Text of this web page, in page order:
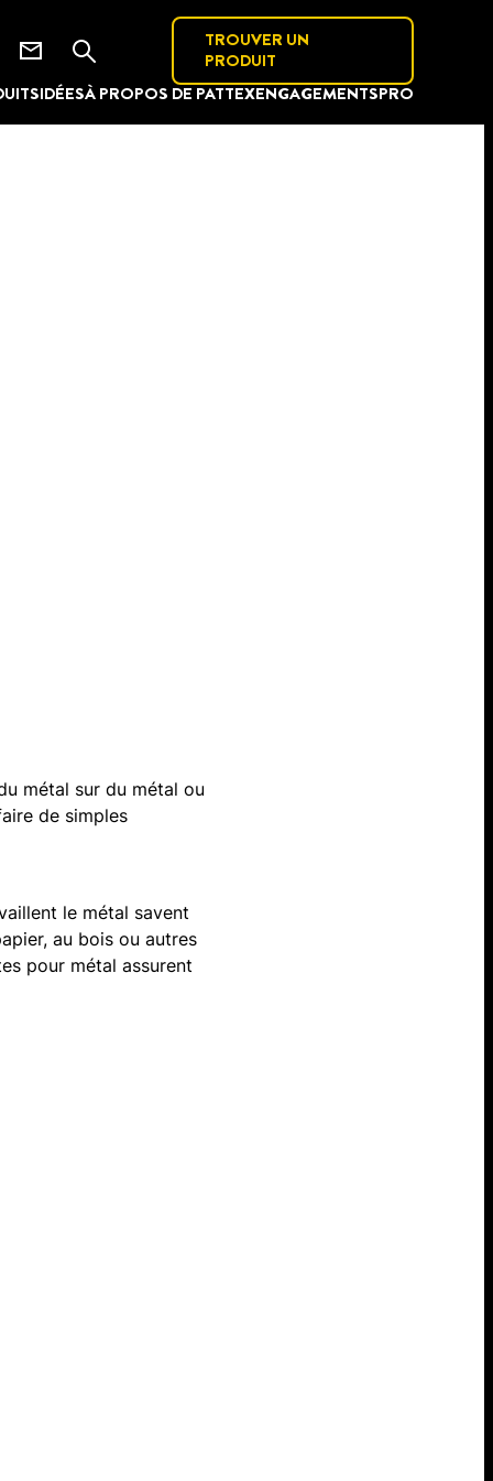
IDÉESÀ PROPOS DE PATTEXENGAGEMENTSPRO
TROUVER UN
PRODUIT
métal sur du métal ou
de simples
le métal savent
au bois ou autres
pour métal assurent